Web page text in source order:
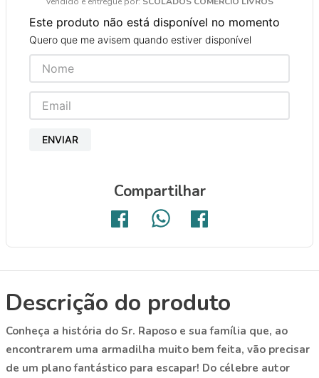
Este produto não está disponível no momento
Quero que me avisem quando estiver disponível
ENVIAR
Compartilhar
Descrição do produto
Conheça a história do Sr. Raposo e sua família que, ao
encontrarem uma armadilha muito bem feita, vão precisar
de um plano fantástico para escapar! Do célebre autor
10º guache